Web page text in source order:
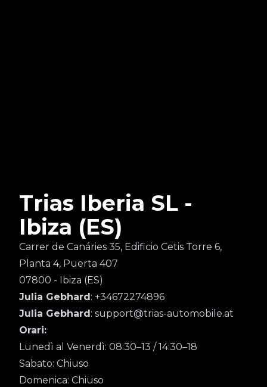
Trias Iberia SL -
Ibiza (ES)
Carrer de Canáries 35, Edificio Cetis Torre 6,
Planta 4, Puerta 407
07800 - Ibiza (ES)
Julia Gebhard: +34672274896
Julia Gebhard: support@trias-automobile.at
Orari:
Lunedì al Venerdì: 08:30–13 / 14:30–18
Sabato: Chiuso
Domenica: Chiuso